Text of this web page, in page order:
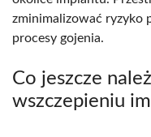
zminimalizować ryzyko
procesy gojenia.
Co jeszcze
wszczepieniu